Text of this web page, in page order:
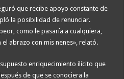
que recibe apoyo constante de
la posibilidad de renunciar.
como le pasaría a cualquiera,
abrazo con mis nenes», relató.
enriquecimiento ilícito que
de que se conociera la